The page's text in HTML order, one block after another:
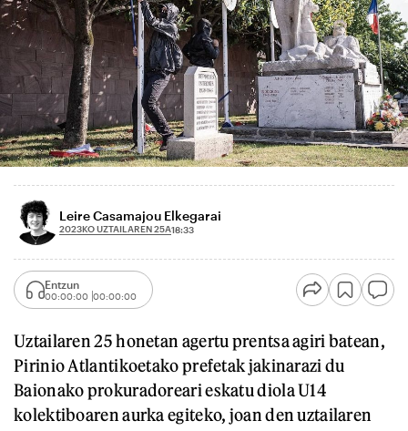
Leire Casamajou Elkegarai
2023KO UZTAILAREN 25A18:33
Entzun
00:00:00 00:00:00
Uztailaren 25 honetan agertu prentsa agiri batean,
Pirinio Atlantikoetako prefetak jakinarazi du
Baionako prokuradoreari eskatu diola U14
kolektiboaren aurka egiteko, joan den uztailaren